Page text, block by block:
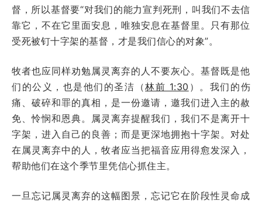
督，所以基督要“对我们的能力宣判死刑，叫我们不去信
靠它，不在它里面安息，唯独安息在基督里。只有那位
受死被钉十字架的基督，才是我们信心的对象”。
牧者也应同样劝勉属灵离弃的人不要灰心。基督既是他
们的公义，也是他们的圣洁（林前 1:30 ）。我们的伤
痛、破碎和罪的真相，是一份邀请，邀我们进入主的赦
免、怜悯和恩典。属灵离弃提醒我们，我们不是离开十
字架，进入自己的良善；而是更深地拥抱十字架。对处
在属灵离弃中的人，牧者应当把福音应用得愈发深入，
帮助他们在这个季节里凭信心抓住主。
一旦忘记属灵离弃的这幅图景，忘记它在阶段性灵命成